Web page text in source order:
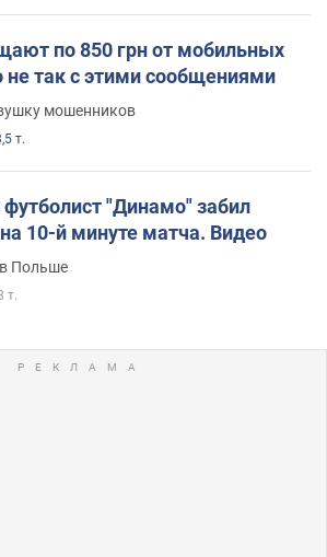
по 850 грн от мобильных
не так с этими сообщениями
мошенников
т.
"Динамо" забил
10-й минуте матча. Видео
Польше
т.